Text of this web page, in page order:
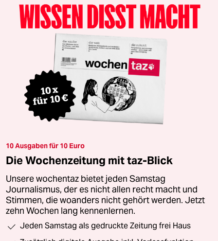
10 Ausgaben für 10 Euro
Die Wochenzeitung mit taz-Blick
Unsere wochentaz bietet jeden Samstag
Journalismus, der es nicht allen recht macht und
Stimmen, die woanders nicht gehört werden. Jetzt
zehn Wochen lang kennenlernen.
Jeden Samstag als gedruckte Zeitung frei Haus